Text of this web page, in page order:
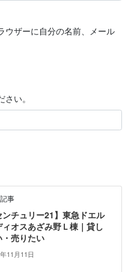
ウザーに自分の名前、メール
い。
事
ンチュリー21】東急ドエル
ィオスあざみ野Ｌ棟｜貸し
・売りたい
11月11日